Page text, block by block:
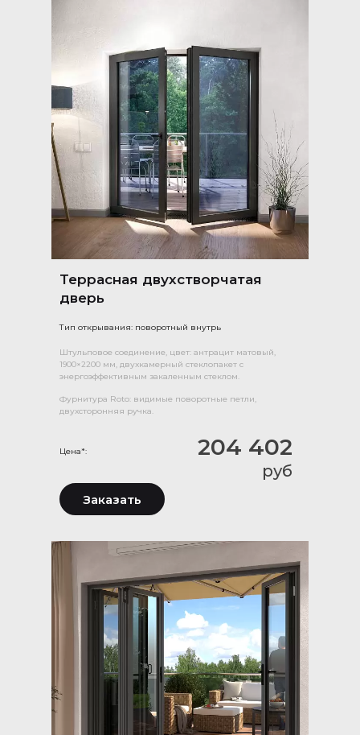
Террасная двухстворчатая
дверь
Тип открывания: поворотный внутрь
204 402
руб
Цена*:
Штульповое соединение, цвет: антрацит матовый,
1900×2200 мм, двухкамерный стеклопакет с
энергоэффективным закаленным стеклом.
Фурнитура Roto: видимые поворотные петли,
двухсторонняя ручка.
Заказать